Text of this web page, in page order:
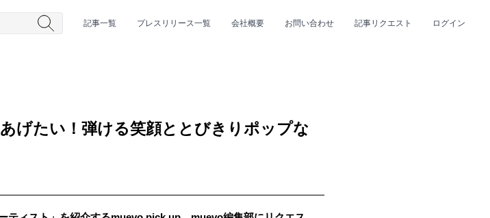
記事一覧 プレスリリース一覧 会社概要 お問い合わせ 記事リクエスト ログイン
げたい！弾ける笑顔ととびきりポップな